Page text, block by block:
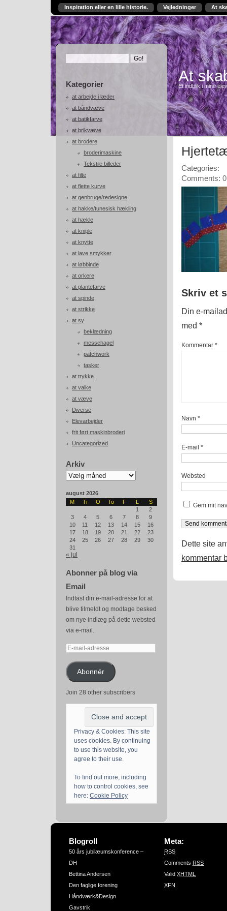
Inspiration eller en lille historie. Vejledninger At
Kategorier
at arbejde i læder
at båndvæve
at batikfarve
at brikvæve
at brodere
broderimaskine
Tekstile billeder
at filte
at flette kurve
at genbruge/redesigne
at hakke/tunesisk hækling
at hækle
at kniple
at knytte
at lave smykker
at løbbinde
at orkere
at plantefarve
at spinde
at strikke
at sy
beklædning
messehagel
patchwork
tasker
at trykke
at valke
at væve
Diverse
Elevarbejder
frit ført maskinbroderi
Uncategorized
Arkiv
Arkiv
august 2026
M
Ti O To F L
S
1
2
3
4 5 6 7 8
9
10
11 12 13 14 15
16
17
18 19 20 21 22
23
24
25 26 27 28 29
30
31
« jul
Abonner på blog via
Email
Indtast din e-mail-adresse for at
blive tilmeldt og modtage besked
om nye indlæg på dette websted
via e-mail.
E-
adresseAbonnér
Join 28 other subscribers
Privacy & Cookies: This site
uses cookies. By continuing
to use this website, you
agree to their use.
To find out more, including
how to control cookies, see
here: Cookie Policy
At
Et indblik i mine
Categories:
Comments: 0
Skriv et
Din e-
med *
Kommentar *
Navn *
E-mail *
Websted
Gem mit
Dette site
kommentar
Blogroll
50 års jubilæumskonference –
DH
Bettina Andersen
Den faglige forening
Håndværk&Design
Gavstrik
Meta:
RSS
Comments RSS
Valid XHTML
XFN